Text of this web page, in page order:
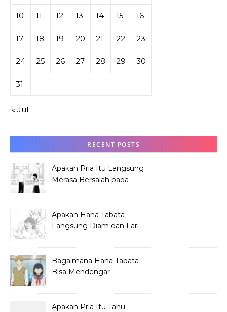
10 11 12 13 14 15 16
17 18 19 20 21 22 23
24 25 26 27 28 29 30
31
« Jul
RECENT POSTS
Apakah Pria Itu Langsung
Merasa Bersalah pada
Apakah Hana Tabata
Langsung Diam dan Lari
Bagaimana Hana Tabata
Bisa Mendengar
Apakah Pria Itu Tahu